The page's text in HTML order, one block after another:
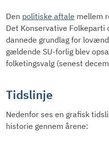
Den politiske aftale mellem
Det Konservative Folkeparti
dannede grundlag for
gældende SU-forlig blev
folketingsvalg (senest
Tidslinje
Nedenfor ses en grafisk
historie gennem årene: